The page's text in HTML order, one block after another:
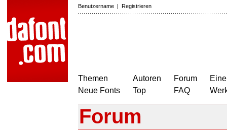
Benutzername | Registrieren
Themen
Neue Fonts
Autoren
Top
Forum
FAQ
Forum